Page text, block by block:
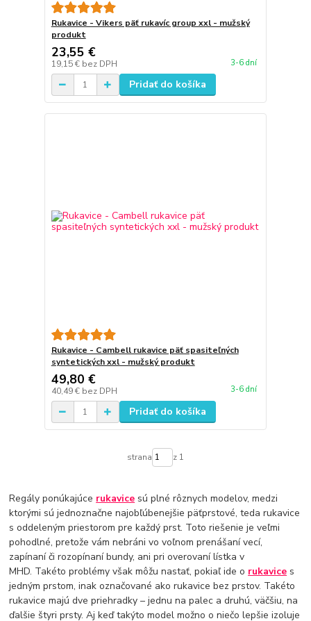
Rukavice - Vikers päť rukavíc group xxl - mužský
produkt
23,55 €
19,15 € bez DPH 3-6 dní
Pridať do košíka
Rukavice - Cambell rukavice päť spasiteľných
syntetických xxl - mužský produkt
49,80 €
40,49 € bez DPH 3-6 dní
Pridať do košíka
strana z 1
Regály ponúkajúce rukavice sú plné rôznych modelov, medzi
ktorými sú jednoznačne najobľúbenejšie päťprstové, teda rukavice
s oddeleným priestorom pre každý prst. Toto riešenie je veľmi
pohodlné, pretože vám nebráni vo voľnom prenášaní vecí,
zapínaní či rozopínaní bundy, ani pri overovaní lístka v
MHD. Takéto problémy však môžu nastať, pokiaľ ide o rukavice s
jedným prstom, inak označované ako rukavice bez prstov. Takéto
rukavice majú dve priehradky – jednu na palec a druhú, väčšiu, na
ďalšie štyri prsty. Aj keď takýto model možno o niečo lepšie izoluje